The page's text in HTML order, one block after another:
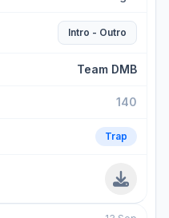
Intro - Outro
Team DMB
140
Trap